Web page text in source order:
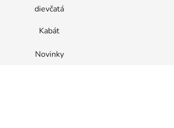
dievčatá
Kabát
Novinky